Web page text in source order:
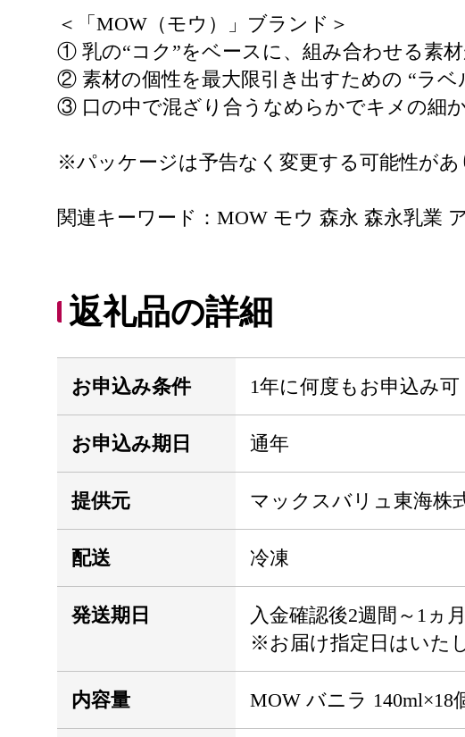
＜「MOW（モウ）」ブランド＞
① 乳の“コク”をベースに、組み合わせる素
② 素材の個性を最大限引き出すための “ラベ
③ 口の中で混ざり合うなめらかでキメの細
※パッケージは予告なく変更する可能性があ
関連キーワード：MOW モウ 森永 森永乳業
返礼品の詳細
お申込み条件 1年に何度もお申込み可
お申込み期日 通年
提供元 マックスバリュ東海株
配送 冷凍
発送期日
入金確認後2週間～1ヵ
※お届け指定日はいた
内容量 MOW バニラ 140ml×18